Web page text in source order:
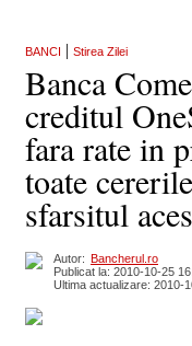
BANCI | Stirea Zilei
Banca
creditul
fara rate in
toate
sfarsitul
Autor: Bancherul.ro
Publicat la: 2010-10-25
Ultima actualizare: 2010-